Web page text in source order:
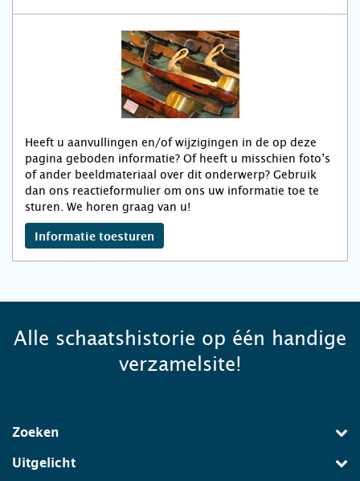
Heeft u aanvullingen en/of wijzigingen in de op deze
pagina geboden informatie? Of heeft u misschien foto’s
of ander beeldmateriaal over dit onderwerp? Gebruik
dan ons reactieformulier om ons uw informatie toe te
sturen. We horen graag van u!
Informatie toesturen
Alle schaatshistorie op één handige
verzamelsite!
Zoeken
Uitgelicht